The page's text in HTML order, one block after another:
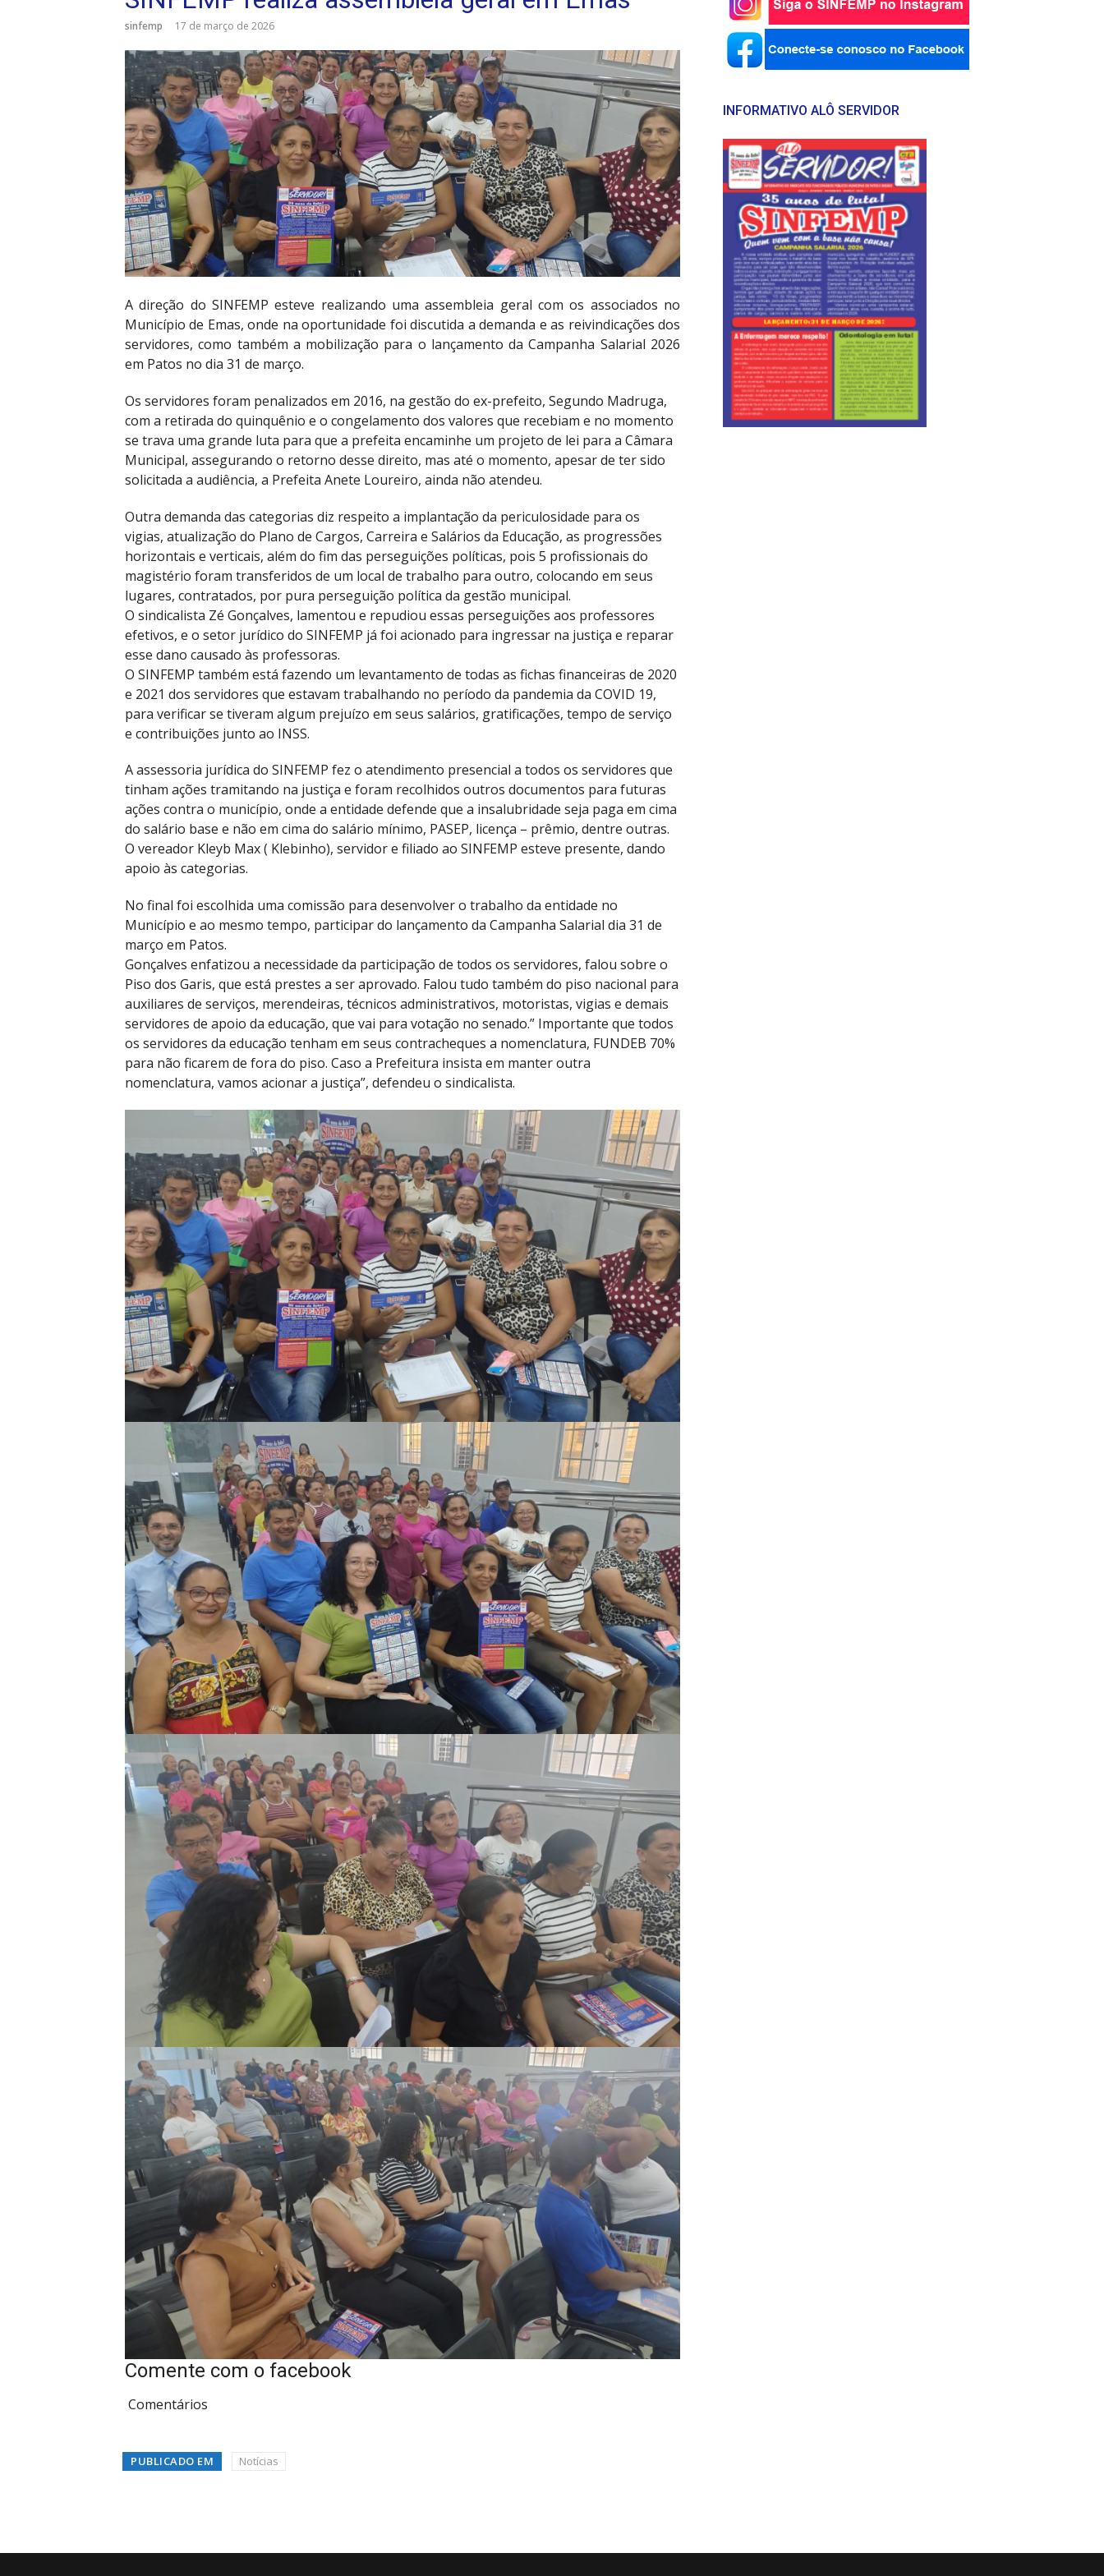
sinfemp 17 de março de 2026
A direção do SINFEMP esteve realizando uma assembleia geral com os associados no
Município de Emas, onde na oportunidade foi discutida a demanda e as reivindicações dos
servidores, como também a mobilização para o lançamento da Campanha Salarial 2026
em Patos no dia 31 de março.
Os servidores foram penalizados em 2016, na gestão do ex-prefeito, Segundo Madruga,
com a retirada do quinquênio e o congelamento dos valores que recebiam e no momento
se trava uma grande luta para que a prefeita encaminhe um projeto de lei para a Câmara
Municipal, assegurando o retorno desse direito, mas até o momento, apesar de ter sido
solicitada a audiência, a Prefeita Anete Loureiro, ainda não atendeu.
Outra demanda das categorias diz respeito a implantação da periculosidade para os
vigias, atualização do Plano de Cargos, Carreira e Salários da Educação, as progressões
horizontais e verticais, além do fim das perseguições políticas, pois 5 profissionais do
magistério foram transferidos de um local de trabalho para outro, colocando em seus
lugares, contratados, por pura perseguição política da gestão municipal.
O sindicalista Zé Gonçalves, lamentou e repudiou essas perseguições aos professores
efetivos, e o setor jurídico do SINFEMP já foi acionado para ingressar na justiça e reparar
esse dano causado às professoras.
O SINFEMP também está fazendo um levantamento de todas as fichas financeiras de 2020
e 2021 dos servidores que estavam trabalhando no período da pandemia da COVID 19,
para verificar se tiveram algum prejuízo em seus salários, gratificações, tempo de serviço
e contribuições junto ao INSS.
A assessoria jurídica do SINFEMP fez o atendimento presencial a todos os servidores que
tinham ações tramitando na justiça e foram recolhidos outros documentos para futuras
ações contra o município, onde a entidade defende que a insalubridade seja paga em cima
do salário base e não em cima do salário mínimo, PASEP, licença – prêmio, dentre outras.
O vereador Kleyb Max ( Klebinho), servidor e filiado ao SINFEMP esteve presente, dando
apoio às categorias.
No final foi escolhida uma comissão para desenvolver o trabalho da entidade no
Município e ao mesmo tempo, participar do lançamento da Campanha Salarial dia 31 de
março em Patos.
Gonçalves enfatizou a necessidade da participação de todos os servidores, falou sobre o
Piso dos Garis, que está prestes a ser aprovado. Falou tudo também do piso nacional para
auxiliares de serviços, merendeiras, técnicos administrativos, motoristas, vigias e demais
servidores de apoio da educação, que vai para votação no senado.” Importante que todos
os servidores da educação tenham em seus contracheques a nomenclatura, FUNDEB 70%
para não ficarem de fora do piso. Caso a Prefeitura insista em manter outra
nomenclatura, vamos acionar a justiça”, defendeu o sindicalista.
Comente com o facebook
Comentários
PUBLICADO EM Notícias
INFORMATIVO ALÔ SERVIDOR